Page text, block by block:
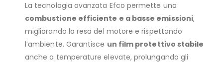
La tecnologia avanzata Efco permette una
combustione efficiente e a basse emissioni,
migliorando la resa del motore e rispettando
l’ambiente. Garantisce un film protettivo stabile
anche a temperature elevate, prolungando gli